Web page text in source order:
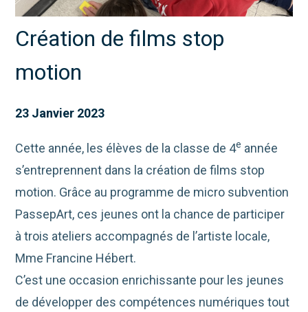
Création de films stop
motion
23 Janvier 2023
Cette année, les élèves de la classe de 4e année
s’entreprennent dans la création de films stop
motion. Grâce au programme de micro subvention
PassepArt, ces jeunes ont la chance de participer
à trois ateliers accompagnés de l’artiste locale,
Mme Francine Hébert.
C’est une occasion enrichissante pour les jeunes
de développer des compétences numériques tout